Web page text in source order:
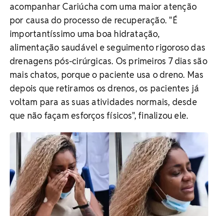
acompanhar Cariúcha com uma maior atenção
por causa do processo de recuperação. "É
importantíssimo uma boa hidratação,
alimentação saudável e seguimento rigoroso das
drenagens pós-cirúrgicas. Os primeiros 7 dias são
mais chatos, porque o paciente usa o dreno. Mas
depois que retiramos os drenos, os pacientes já
voltam para as suas atividades normais, desde
que não façam esforços físicos", finalizou ele.